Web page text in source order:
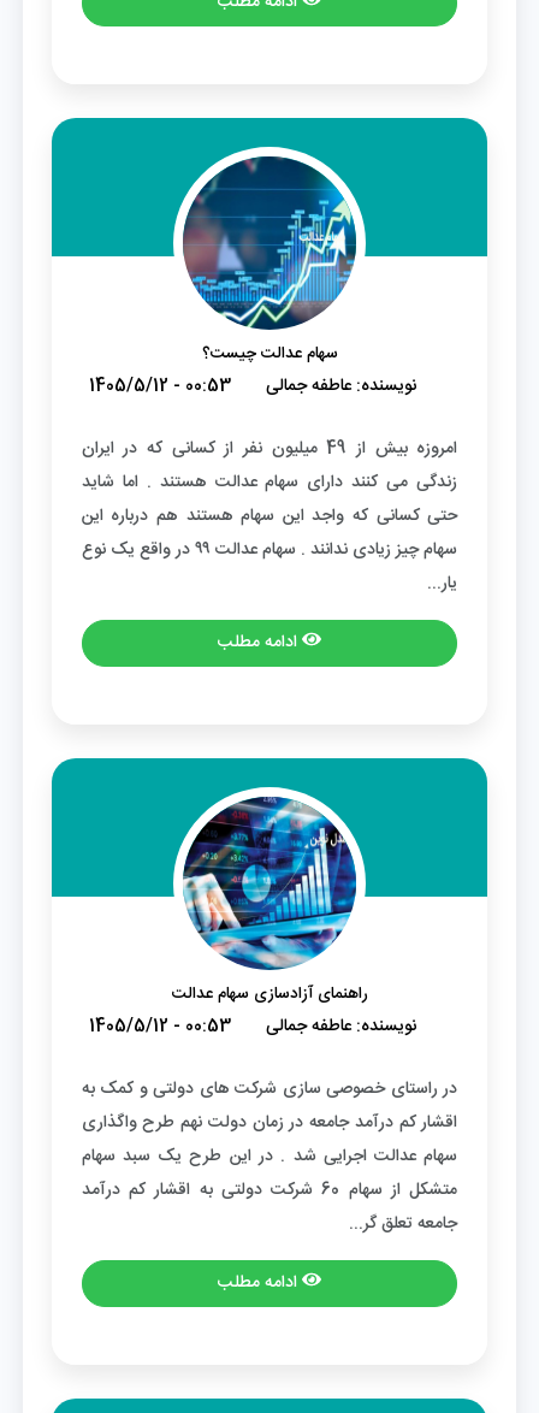
سهام عدالت چیست؟
1405/5/12 - 00:53 نویسنده:عاطفه جمالی
امروزه بیش از 49 میلیون نفر از کسانی که در ایران
زندگی می کنند دارای سهام عدالت هستند . اما شاید
حتی کسانی که واجد این سهام هستند هم درباره این
سهام چیز زیادی ندانند . سهام عدالت ۹۹ در واقع یک نوع
یار...
ادامه مطلب
راهنمای آزادسازی سهام عدالت
1405/5/12 - 00:53 نویسنده:عاطفه جمالی
در راستای خصوصی سازی شرکت های دولتی و کمک به
اقشار کم درآمد جامعه در زمان دولت نهم طرح واگذاری
سهام عدالت اجرایی شد . در این طرح یک سبد سهام
متشکل از سهام 60 شرکت دولتی به اقشار کم درآمد
جامعه تعلق گر...
ادامه مطلب